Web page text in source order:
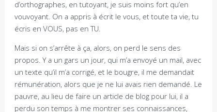
d’orthographes, en tutoyant, je suis moins fort qu’en
vouvoyant. On a appris à écrit le vous, et toute ta vie, tu
écris en VOUS, pas en TU.
Mais si on s’arrête à ça, alors, on perd le sens des
propos. Y a un gars un jour, qui m’a envoyé un mail, avec
un texte qu’il m’a corrigé, et le bougre, il me demandait
rémunération, alors que je ne lui avais rien demandé. Le
pauvre, au lieu de faire un article de blog pour lui, il a
perdu son temps à me montrer ses connaissances,